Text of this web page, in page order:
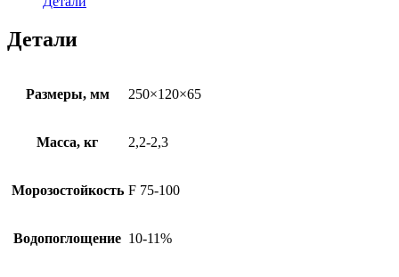
Детали
Размеры, мм 250×120×65
Масса, кг 2,2-2,3
Морозостойкость F 75-100
Водопоглощение 10-11%